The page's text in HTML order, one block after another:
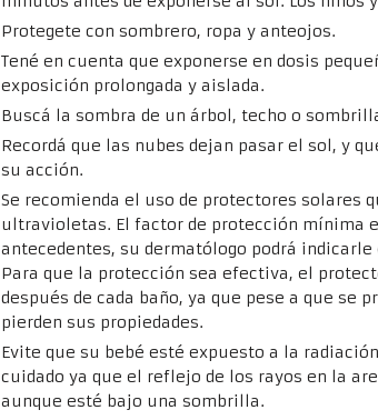
Protegete con sombrero, ropa y anteojos.
Tené en cuenta que exponerse en dosis
exposición prolongada y aislada.
Buscá la sombra de un árbol, techo o
Recordá que las nubes dejan pasar el sol, y
su acción.
Se recomienda el uso de protectores solares
ultravioletas. El factor de protección mínima
antecedentes, su dermatólogo podrá
Para que la protección sea efectiva, el
después de cada baño, ya que pese a que se
pierden sus propiedades.
Evite que su bebé esté expuesto a la
cuidado ya que el reflejo de los rayos en la
aunque esté bajo una sombrilla.